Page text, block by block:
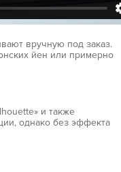
вручную под заказ.
йен или примерно
и также
однако без эффекта